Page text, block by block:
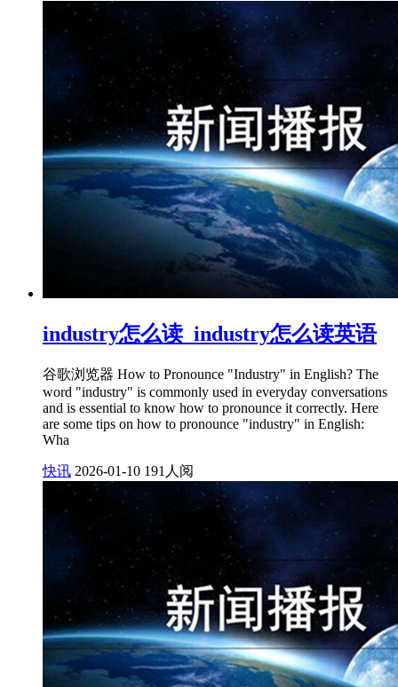
industry怎么读_industry怎么读英语
谷歌浏览器 How to Pronounce "Industry" in English? The
word "industry" is commonly used in everyday conversations
and is essential to know how to pronounce it correctly. Here
are some tips on how to pronounce "industry" in English:
Wha
快讯 2026-01-10 191人阅